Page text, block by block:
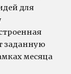
для
заданную
месяца